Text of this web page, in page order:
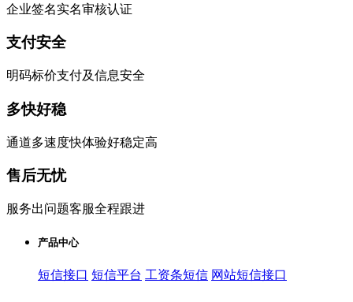
企业签名实名审核认证
支付安全
明码标价支付及信息安全
多快好稳
通道多速度快体验好稳定高
售后无忧
服务出问题客服全程跟进
产品中心
短信接口 短信平台 工资条短信 网站短信接口